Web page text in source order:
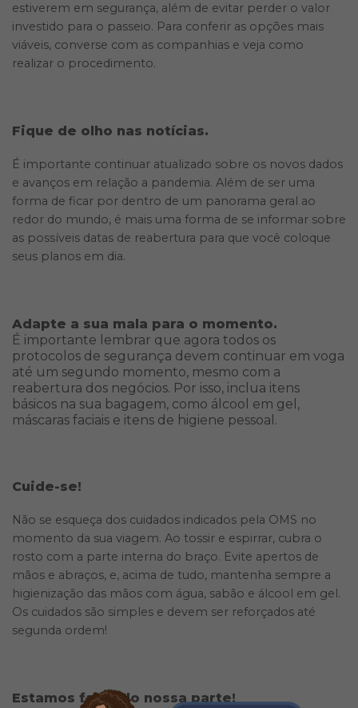
estiverem em segurança, além de evitar perder o valor
investido para o passeio. Para conferir as opções mais
viáveis, converse com as companhias e veja como
realizar o procedimento.
Fique de olho nas notícias.
É importante continuar atualizado sobre os novos dados
e avanços em relação a pandemia. Além de ser uma
forma de ficar por dentro de um panorama geral ao
redor do mundo, é mais uma forma de se informar sobre
as possíveis datas de reabertura para que você coloque
seus planos em dia.
Adapte a sua mala para o momento.
É importante lembrar que agora todos os
protocolos de segurança devem continuar em voga
até um segundo momento, mesmo com a
reabertura dos negócios. Por isso, inclua itens
básicos na sua bagagem, como álcool em gel,
máscaras faciais e itens de higiene pessoal.
Cuide-se!
Não se esqueça dos cuidados indicados pela OMS no
momento da sua viagem. Ao tossir e espirrar, cubra o
rosto com a parte interna do braço. Evite apertos de
mãos e abraços, e, acima de tudo, mantenha sempre a
higienização das mãos com água, sabão e álcool em gel.
Os cuidados são simples e devem ser reforçados até
segunda ordem!
Estamos fazendo nossa parte!